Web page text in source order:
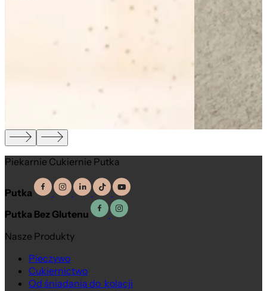
Piekarnie Cukiernie Putka
Putka
Putka Bez Glutenu
Nasze Produkty
Pieczywo
Cukiernictwo
Od śniadania do kolacji